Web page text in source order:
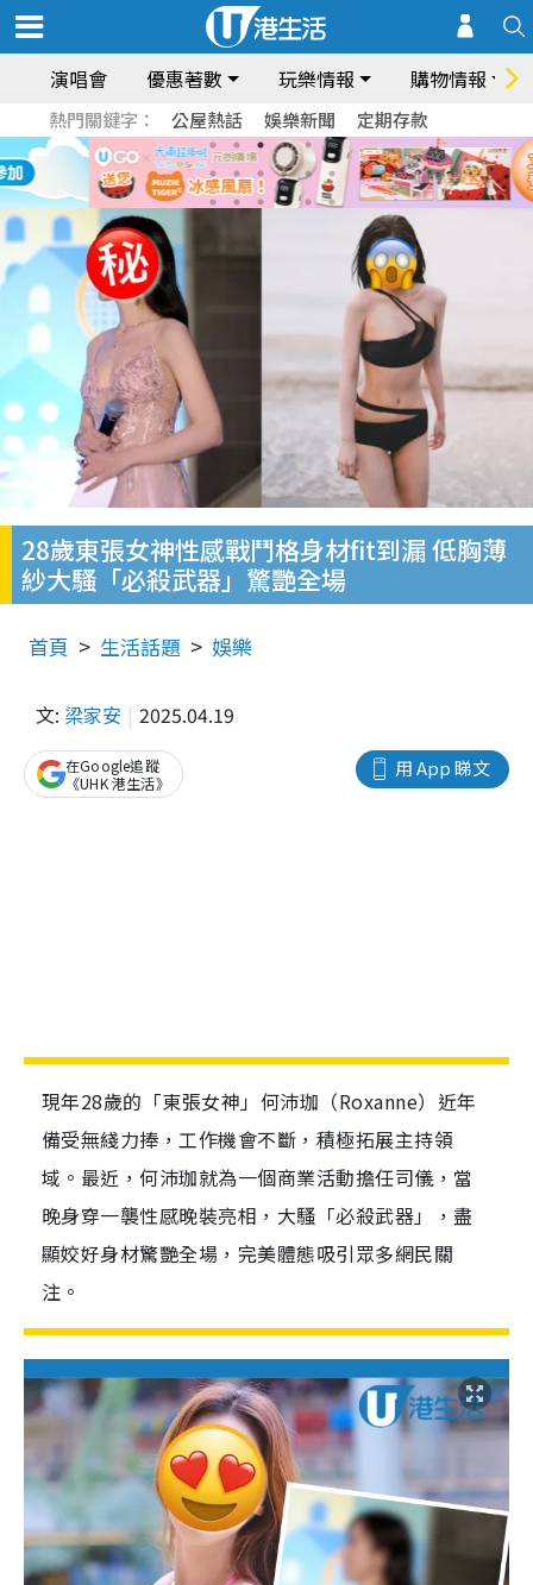
演唱會 優惠著數 玩樂情報 購物情報
熱門關鍵字： 公屋熱話 娛樂新聞 定期存款
28歲東張女神性感戰鬥格身材fit到漏 低胸薄
紗大騷「必殺武器」驚艷全場
首頁 生活話題 娛樂
文: 梁家安 2025.04.19
用 App 睇文
在Google追蹤
《UHK 港生活》
現年28歲的「東張女神」何沛珈（Roxanne）近年
備受無綫力捧，工作機會不斷，積極拓展主持領
域。最近，何沛珈就為一個商業活動擔任司儀，當
晚身穿一襲性感晚裝亮相，大騷「必殺武器」，盡
顯姣好身材驚艷全場，完美體態吸引眾多網民關
注。